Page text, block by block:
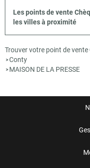
Les points de vente
les villes à proximité
Trouver votre point de
>Conty
> MAISON DE LA PRESSE